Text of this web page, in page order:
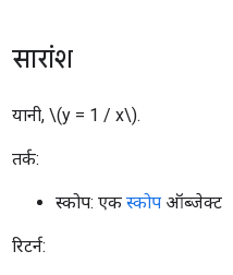
सारांश
यानी, \(y = 1 / x\).
तर्क:
स्कोप: एक स्कोप ऑब्जेक्ट
रिटर्न: